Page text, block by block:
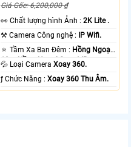
Giá Gốc: 6,200,000 ₫
️👀 Chất lượng hình Ảnh :2K Lite .
⚒ Camera Công nghệ : IP Wifi.
🔅 Tầm Xa Ban Đêm : Hồng Ngoại
10m Hồng Ngoại Smart IR.
💦 Loại CameraXoay 360.
️ƒ Chức Năng :Xoay 360 Thu Âm.